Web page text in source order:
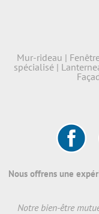
Mur-rideau |
spécialisé |
Nous offrens une
Notre bien-être